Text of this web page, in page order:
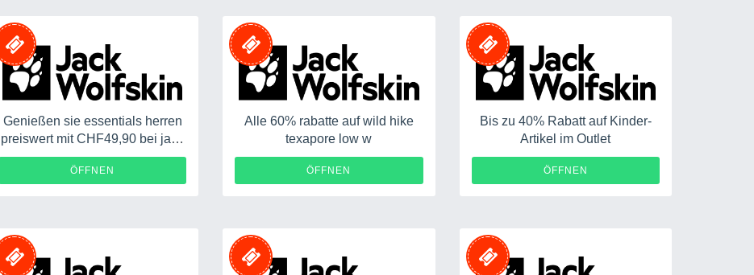
Genießen sie essentials herren
preiswert mit CHF49,90 bei jack
wolfskin
ÖFFNEN
Alle 60% rabatte auf wild hike
texapore low w
ÖFFNEN
Bis zu 40% Rabatt auf Kinder-
Artikel im Outlet
ÖFFNEN